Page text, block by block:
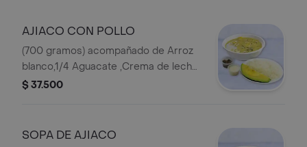
AJIACO CON POLLO
(700 gramos) acompañado de Arroz
blanco,1/4 Aguacate ,Crema de leche,
Alcaparras
$ 37.500
SOPA DE AJIACO